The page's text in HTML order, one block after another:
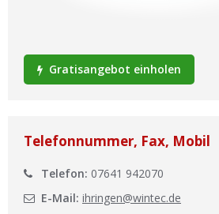
Gratisangebot einholen
Telefonnummer, Fax, Mobil
Telefon: 07641 942070
E-Mail: ihringen@wintec.de